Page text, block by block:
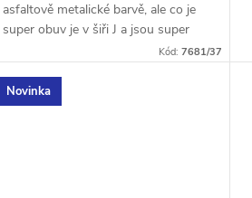
asfaltově metalické barvě, ale co je
super obuv je v šiři J a jsou super
měkké jak došlap tak pásky .
Kód: 7681/37
Novinka